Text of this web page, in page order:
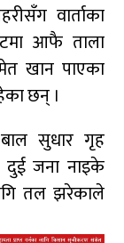
वार्ताका
आफै ताला
खान पाएका
छन् ।
बाल सुधार गृह
दुई जना नाइके
तल झरेकाले